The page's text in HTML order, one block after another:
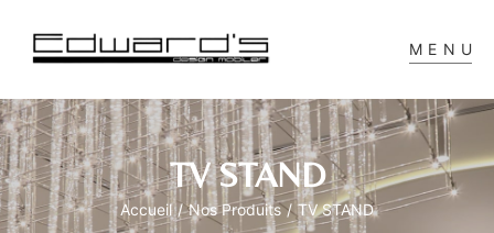
MENU
TV STAND
Accueil / Nos Produits / TV STAND